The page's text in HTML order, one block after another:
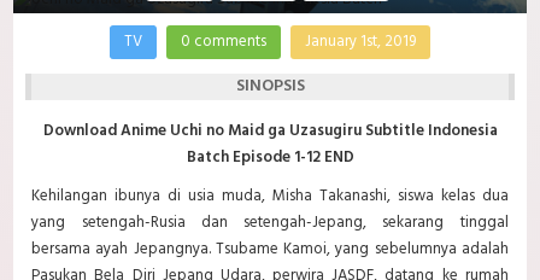
TV 0 comments January 1st, 2019
SINOPSIS
Download Anime Uchi no Maid ga Uzasugiru Subtitle Indonesia
Batch Episode 1-12 END
Kehilangan ibunya di usia muda, Misha Takanashi, siswa kelas dua
yang setengah-Rusia dan setengah-Jepang, sekarang tinggal
bersama ayah Jepangnya. Tsubame Kamoi, yang sebelumnya adalah